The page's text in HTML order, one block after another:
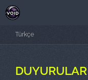
Türkçe
DUYURULAR